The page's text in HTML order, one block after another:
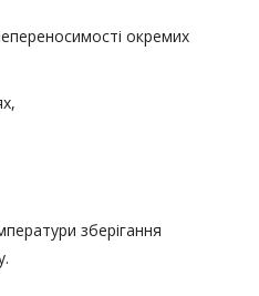
окремих
зберігання